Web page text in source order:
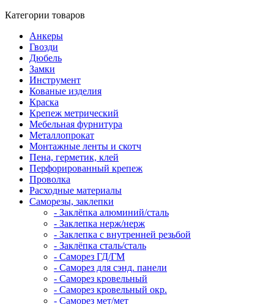
Категории товаров
Анкеры
Гвозди
Дюбель
Замки
Инструмент
Кованые изделия
Краска
Крепеж метрический
Мебельная фурнитура
Металлопрокат
Монтажные ленты и скотч
Пена, герметик, клей
Перфорированный крепеж
Проволка
Расходные материалы
Саморезы, заклепки
- Заклёпка алюминий/сталь
- Заклепка нерж/нерж
- Заклепка с внутренней резьбой
- Заклёпка сталь/сталь
- Саморез ГД/ГМ
- Саморез для сэнд. панели
- Саморез кровельный
- Саморез кровельный окр.
- Саморез мет/мет